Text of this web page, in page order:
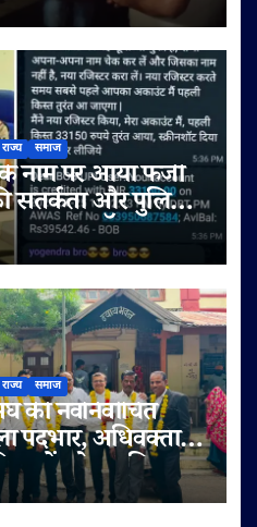
राज्य समाज
पर आया फर्जी
सतर्कता और पुलिस
साइबर फ्रॉड
राज्य समाज
नवनिर्वाचित
पदभार, अधिवक्ता
को प्राथमिकता